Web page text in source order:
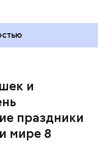
и
праздники
мире 8